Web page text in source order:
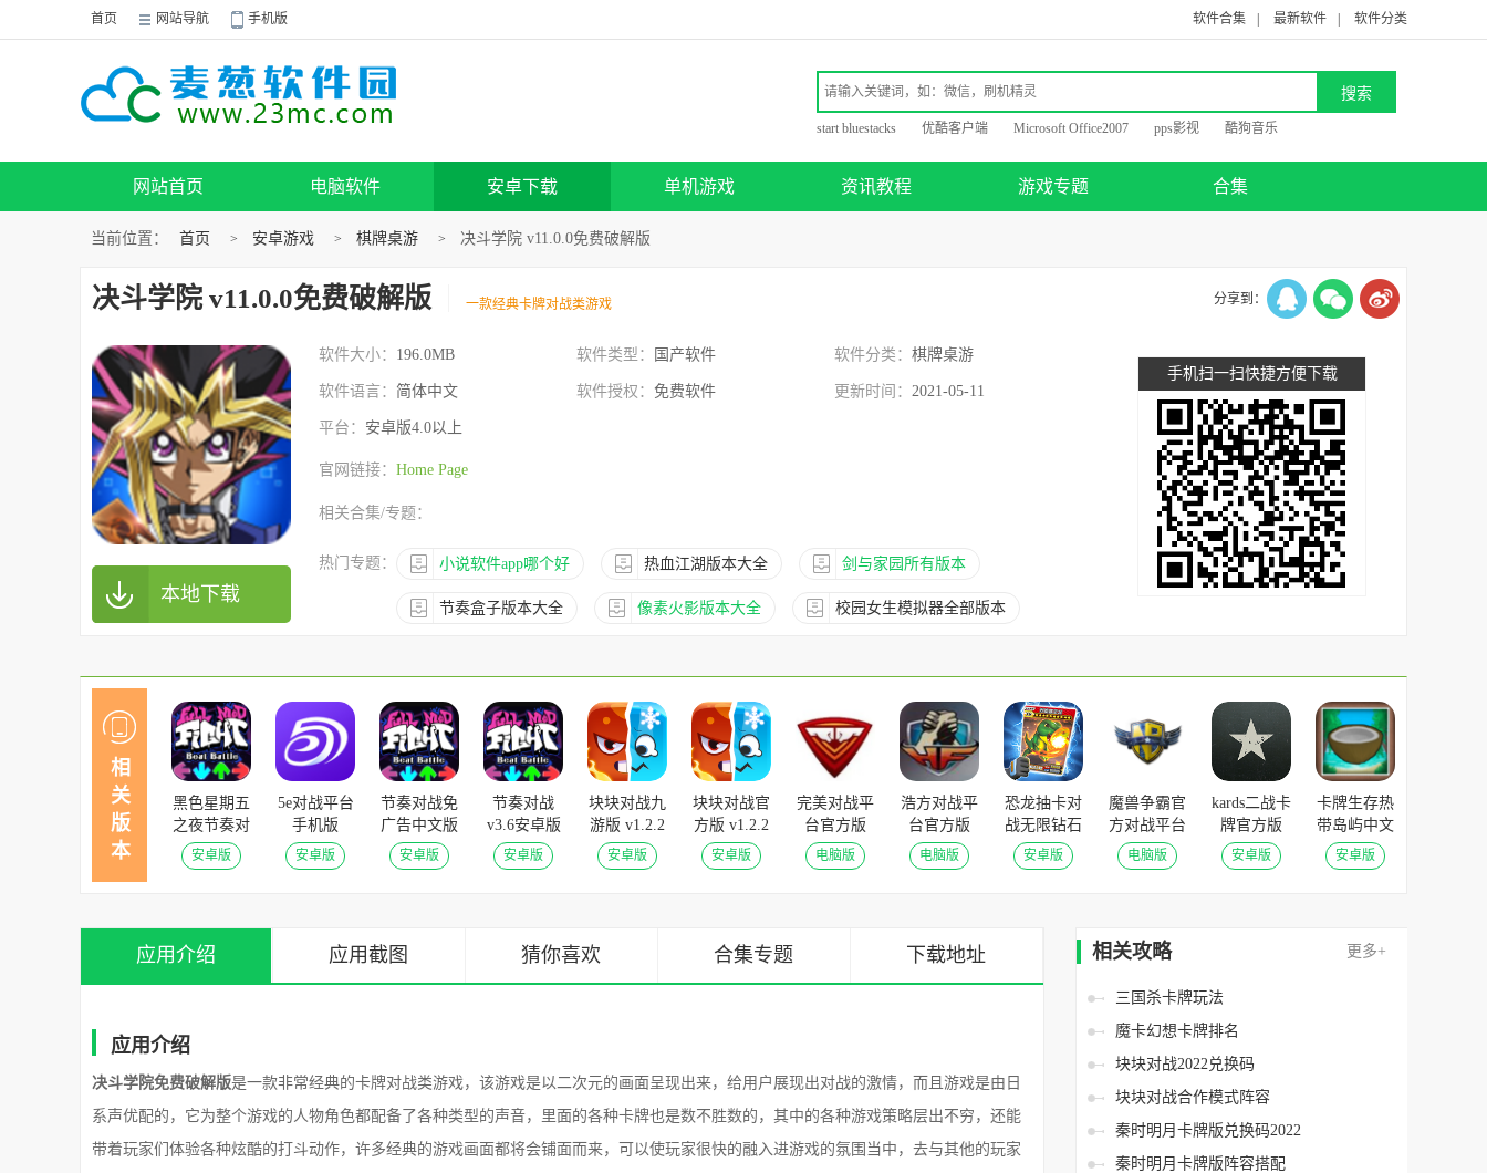
首页 网站导航 手机版 软件合集 最新软件 软件分类
start bluestacks 优酷客户端 Microsoft Office2007 pps影视 酷狗音乐
网站首页 电脑软件 安卓下载 单机游戏 资讯教程 游戏专题 合集
当前位置： 首页 > 安卓游戏 > 棋牌桌游 > 决斗学院 v11.0.0免费破解版
决斗学院 v11.0.0免费破解版 一款经典卡牌对战类游戏 分享到：
本地下载
软件大小： 196.0MB 软件类型： 国产软件 软件分类： 棋牌桌游
软件语言： 简体中文 软件授权： 免费软件 更新时间： 2021-05-11
平台： 安卓版4.0以上
官网链接： Home Page
相关合集/专题：
热门专题： 小说软件app哪个好 热血江湖版本大全 剑与家园所有版本
节奏盒子版本大全 像素火影版本大全 校园女生模拟器全部版本
手机扫一扫快捷方便下载
相
关
版
本
黑色星期五
之夜节奏对
战免广告最
新版 v3.8.2
安卓版
5e对战平台
手机版
v4.24.1安卓
版
安卓版
节奏对战免
广告中文版
v3.6安卓版
安卓版
节奏对战
v3.6安卓版
安卓版
块块对战九
游版 v1.2.2
安卓版
块块对战官
方版 v1.2.2
手机版
安卓版
完美对战平
台官方版
v1.0.22030512
最新版
电脑版
浩方对战平
台官方版
v7.5.1最新
版
电脑版
恐龙抽卡对
战无限钻石
版 v2.0免广
告9亿钻石
安卓版
魔兽争霸官
方对战平台
官方版
v2.2.5最新
电脑版
kards二战卡
牌官方版
v1.24.18904
安卓版
安卓版
卡牌生存热
带岛屿中文
版 v1.04l安
卓版
安卓版
相关攻略 更多+
三国杀卡牌玩法
魔卡幻想卡牌排名
块块对战2022兑换码
块块对战合作模式阵容
秦时明月卡牌版兑换码2022
秦时明月卡牌版阵容搭配
应用介绍 应用截图 猜你喜欢 合集专题 下载地址
应用介绍
决斗学院免费破解版是一款非常经典的卡牌对战类游戏，该游戏是以二次元的画面呈现出来，给用户展现出对战的激情，而且游戏是由日
系声优配的，它为整个游戏的人物角色都配备了各种类型的声音，里面的各种卡牌也是数不胜数的，其中的各种游戏策略层出不穷，还能
带着玩家们体验各种炫酷的打斗动作，许多经典的游戏画面都将会铺面而来，可以使玩家很快的融入进游戏的氛围当中，去与其他的玩家